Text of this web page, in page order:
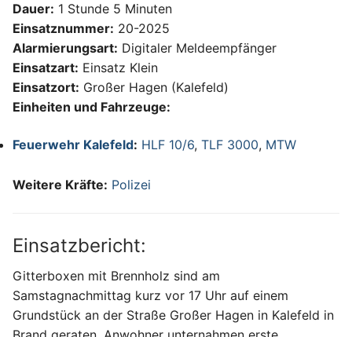
Dauer: 1 Stunde 5 Minuten
Einsatznummer: 20-2025
Alarmierungsart: Digitaler Meldeempfänger
Einsatzart: Einsatz Klein
Einsatzort: Großer Hagen (Kalefeld)
Einheiten und Fahrzeuge:
Feuerwehr Kalefeld: HLF 10/6, TLF 3000, MTW
Weitere Kräfte: Polizei
Einsatzbericht:
Gitterboxen mit Brennholz sind am
Samstagnachmittag kurz vor 17 Uhr auf einem
Grundstück an der Straße Großer Hagen in Kalefeld in